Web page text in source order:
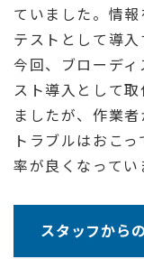
ていました。情報
テストとして導入
今回、ブローデ
スト導入として
ましたが、作業
トラブルはおこ
率が良くなってい
スタッフから